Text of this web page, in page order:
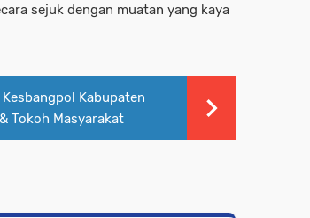
sejuk dengan muatan yang kaya
Kabupaten
Tokoh Masyarakat